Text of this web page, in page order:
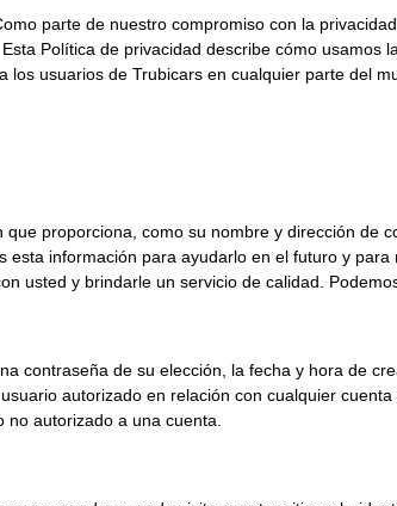
parte de nuestro compromiso con la
Política de privacidad describe cómo usamos
usuarios de Trubicars en cualquier parte del
proporciona, como su nombre y dirección de
información para ayudarlo en el futuro y
usted y brindarle un servicio de calidad.
contraseña de su elección, la fecha y hora de
autorizado en relación con cualquier
autorizado a una cuenta.